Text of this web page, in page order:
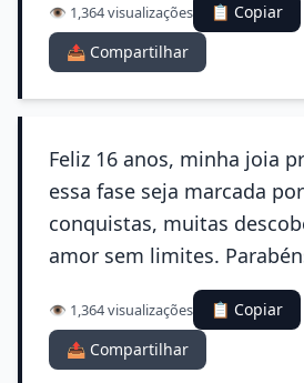
👁️ 1,364 visualizações
📋 Copiar
📤 Compartilhar
Feliz 16 anos, minha joia
essa fase seja marcada
conquistas, muitas
amor sem limites.
👁️ 1,364 visualizações
📋 Copiar
📤 Compartilhar